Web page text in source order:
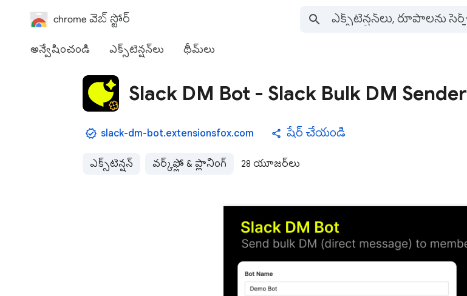
chrome వెబ్ స్టోర్
అన్వేషించండి ఎక్స్‌టెన్షన్‌లు థీమ్‌లు
Slack DM Bot - Slack Bulk DM Sender
slack-dm-bot.extensionsfox.com షేర్ చేయండి
ఎక్స్‌టెన్షన్‌ వర్క్‌ఫ్లో & ప్లానింగ్ 28 యూజర్‌లు